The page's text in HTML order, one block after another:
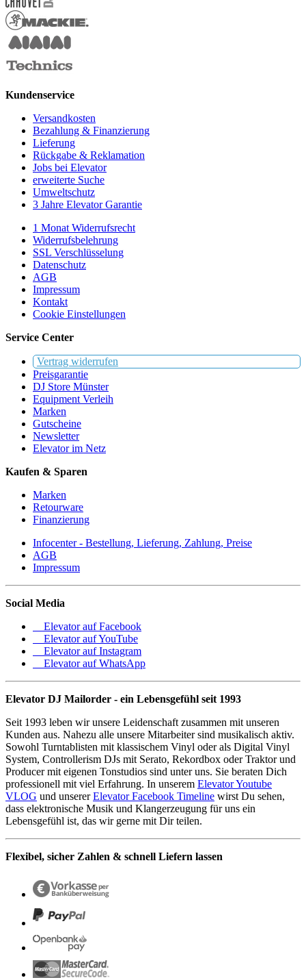
Kundenservice
Versandkosten
Bezahlung & Finanzierung
Lieferung
Rückgabe & Reklamation
Jobs bei Elevator
erweiterte Suche
Umweltschutz
3 Jahre Elevator Garantie
1 Monat Widerrufsrecht
Widerrufsbelehrung
SSL Verschlüsselung
Datenschutz
AGB
Impressum
Kontakt
Cookie Einstellungen
Service Center
Vertrag widerrufen
Preisgarantie
DJ Store Münster
Equipment Verleih
Marken
Gutscheine
Newsletter
Elevator im Netz
Kaufen & Sparen
Marken
Retourware
Finanzierung
Infocenter - Bestellung, Lieferung, Zahlung, Preise
AGB
Impressum
Social Media
Elevator auf Facebook
Elevator auf YouTube
Elevator auf Instagram
Elevator auf WhatsApp
Elevator DJ Mailorder - ein Lebensgefühl seit 1993
Seit 1993 leben wir unsere Leidenschaft zusammen mit unseren
Kunden aus. Nahezu alle unsere Mitarbeiter sind musikalisch aktiv.
Sowohl Turntablisten mit klassischem Vinyl oder als Digital Vinyl
System, Controllerism DJs mit Serato, Rekordbox oder Traktor und
Producer mit eigenen Tonstudios sind unter uns. Sie beraten Dich
professionell mit viel Erfahrung. In unserem Elevator Youtube
VLOG und unsererElevator Facebook Timeline wirst Du sehen,
dass elektronische Musik und Klangerzeugung für uns ein
Lebensgefühl ist, das wir gerne mit Dir teilen.
Flexibel, sicher Zahlen & schnell Liefern lassen